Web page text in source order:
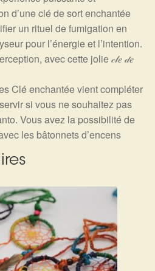
d’une clé de sort enchantée
un rituel de fumigation en
pour l’énergie et l’intention.
avec cette jolie 𝒸𝓁𝑒 𝒹𝑒
Clé enchantée vient compléter
si vous ne souhaitez pas
Vous avez la possibilité de
les bâtonnets d’encens